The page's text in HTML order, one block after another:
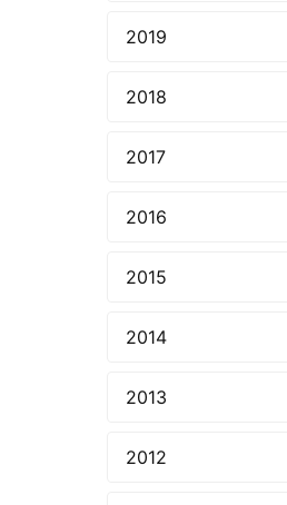
2019
2018
2017
2016
2015
2014
2013
2012